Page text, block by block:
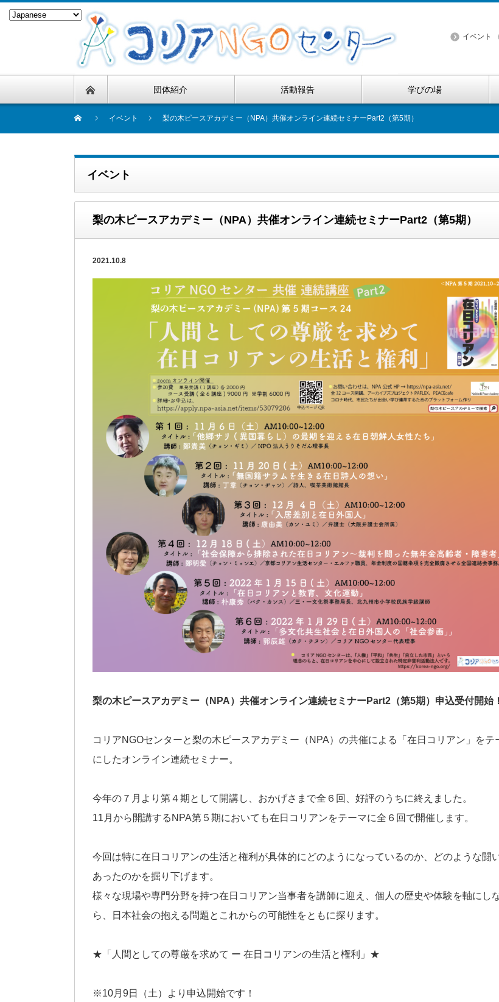
イベント
団体紹介 活動報告 学びの場
イベント 梨の木ピースアカデミー（NPA）共催オンライン連続セミナーPart2（第5期）
イベント
梨の木ピースアカデミー（NPA）共催オンライン連続セミナーPart2（第5期）
2021.10.8
梨の木ピースアカデミー（NPA）共催オンライン連続セミナーPart2（第5期）申込受付開始！
コリアNGOセンターと梨の木ピースアカデミー（NPA）の共催による「在日コリアン」をテ
にしたオンライン連続セミナー。
今年の７月より第４期として開講し、おかげさまで全６回、好評のうちに終えました。
11月から開講するNPA第５期においても在日コリアンをテーマに全６回で開催します。
今回は特に在日コリアンの生活と権利が具体的にどのようになっているのか、どのような闘
あったのかを掘り下げます。
様々な現場や専門分野を持つ在日コリアン当事者を講師に迎え、個人の歴史や体験を軸にし
ら、日本社会の抱える問題とこれからの可能性をともに探ります。
★「人間としての尊厳を求めて ー 在日コリアンの生活と権利」★
※10月9日（土）より申込開始です！